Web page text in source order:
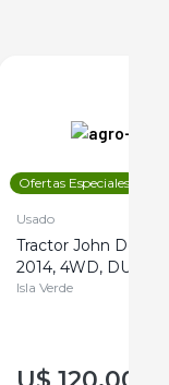
Ofertas Especiales
Usado
Tractor John Deere
2014, 4WD, DUAL
Isla Verde